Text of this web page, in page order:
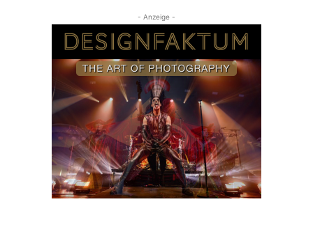
- Anzeige -